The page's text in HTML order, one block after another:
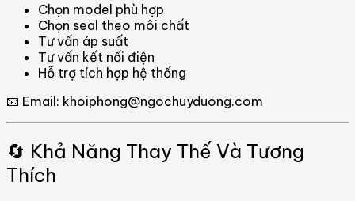
Chọn model phù hợp
Chọn seal theo môi chất
Tư vấn áp suất
Tư vấn kết nối điện
Hỗ trợ tích hợp hệ thống
📧 Email: khoiphong@ngochuyduong.com
🔄 Khả Năng Thay Thế Và Tương
Thích